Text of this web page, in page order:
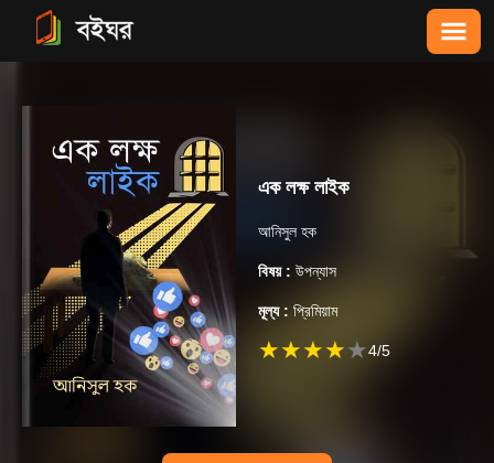
এক লক্ষ লাইক
আনিসুল হক
বিষয় : উপন্যাস
মূল্য : প্রিমিয়াম
★★★★★4/5